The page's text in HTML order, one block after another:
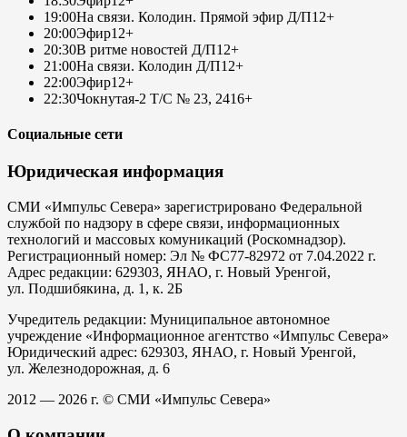
19:00На связи. Колодин. Прямой эфир Д/П12+
20:00Эфир12+
20:30В ритме новостей Д/П12+
21:00На связи. Колодин Д/П12+
22:00Эфир12+
22:30Чокнутая-2 Т/С № 23, 2416+
Социальные сети
Юридическая информация
СМИ «Импульс Севера» зарегистрировано Федеральной
службой по надзору в сфере связи, информационных
технологий и массовых комуникаций (Роскомнадзор).
Регистрационный номер: Эл № ФС77-82972 от 7.04.2022 г.
Адрес редакции: 629303, ЯНАО, г. Новый Уренгой,
ул. Подшибякина, д. 1, к. 2Б
Учредитель редакции: Муниципальное автономное
учреждение «Информационное агентство «Импульс Севера»
Юридический адрес: 629303, ЯНАО, г. Новый Уренгой,
ул. Железнодорожная, д. 6
2012 — 2026 г. © СМИ «Импульс Севера»